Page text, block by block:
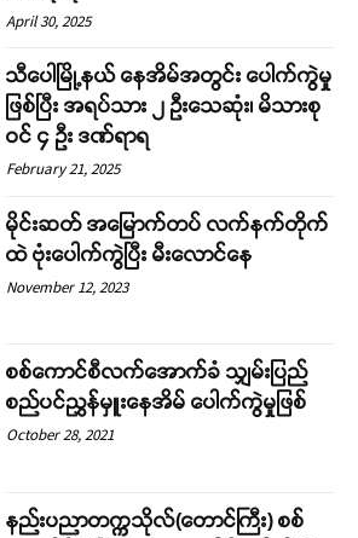
April 30, 2025
သီပေါမြို့နယ် နေအိမ်အတွင်း ပေါက်ကွဲမှု
ဖြစ်ပြီး အရပ်သား ၂ ဦးသေဆုံး၊ မိသားစု
ဝင် ၄ ဦး ဒဏ်ရာရ
February 21, 2025
မိုင်းဆတ် အမြောက်တပ် လက်နက်တိုက်
ထဲ ဗုံးပေါက်ကွဲပြီး မီးလောင်နေ
November 12, 2023
စစ်ကောင်စီလက်အောက်ခံ သျှမ်းပြည်
စည်ပင်ညွှန်မှူးနေအိမ် ပေါက်ကွဲမှုဖြစ်
October 28, 2021
နည်းပညာတက္ကသိုလ်(တောင်ကြီး) စစ်